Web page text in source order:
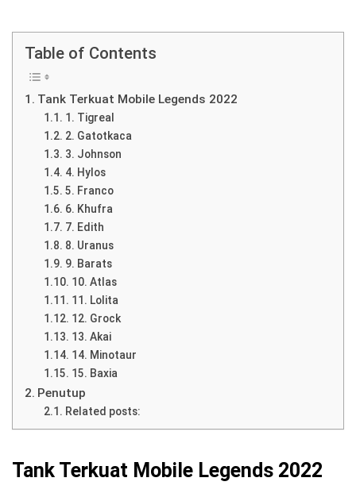
Table of Contents
Tank Terkuat Mobile Legends 2022
1. Tigreal
2. Gatotkaca
3. Johnson
4. Hylos
5. Franco
6. Khufra
7. Edith
8. Uranus
9. Barats
10. Atlas
11. Lolita
12. Grock
13. Akai
14. Minotaur
15. Baxia
Penutup
Related posts:
Tank Terkuat Mobile Legends 2022